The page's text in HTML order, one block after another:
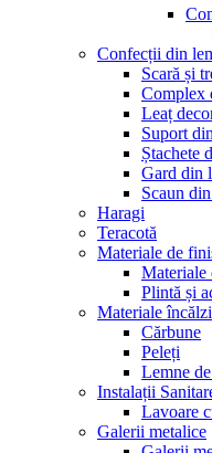
Confecții din
Scară și
Complex
Leaț
Suport
Ștachete
Gard din
Scaun
Haragi
Teracotă
Materiale de
Materiale
Plintă și
Materiale
Cărbune
Peleți
Lemne
Instalații
Lavoare
Galerii metalice